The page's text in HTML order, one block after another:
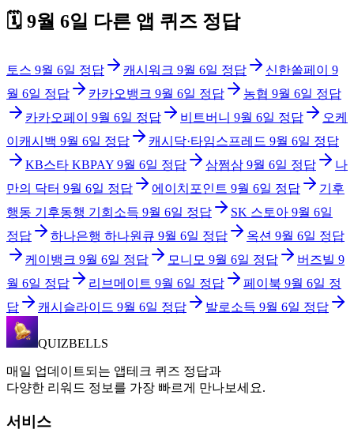
🗓️ 9월 6일 다른 앱 퀴즈 정답
토스 9월 6일 정답 캐시워크 9월 6일 정답 신한쏠페이
9
월 6일 정답 카카오뱅크 9월 6일 정답 농협 9월 6일 정답
카카오페이
9월 6일 정답 비트버니 9월 6일 정답
오케
이캐시백 9월 6일 정답 캐시닥·타임스프레드 9월 6일 정답
KB스타 KBPAY 9월 6일 정답 삼쩜삼 9월 6일 정답
나
만의 닥터 9월 6일 정답 에이치포인트 9월 6일 정답
기후
행동 기후동행 기회소득 9월 6일 정답 SK 스토아 9월 6일
정답
하나은행 하나원큐 9월 6일 정답 옥션 9월 6일 정답
케이뱅크 9월 6일 정답 모니모 9월 6일 정답 버즈빌 9
월 6일 정답 리브메이트 9월 6일 정답 페이북 9월 6일 정
답
캐시슬라이드 9월 6일 정답 발로소득 9월 6일 정답
QUIZBELLS
매일 업데이트되는 앱테크 퀴즈 정답과
다양한 리워드 정보를 가장 빠르게 만나보세요.
서비스